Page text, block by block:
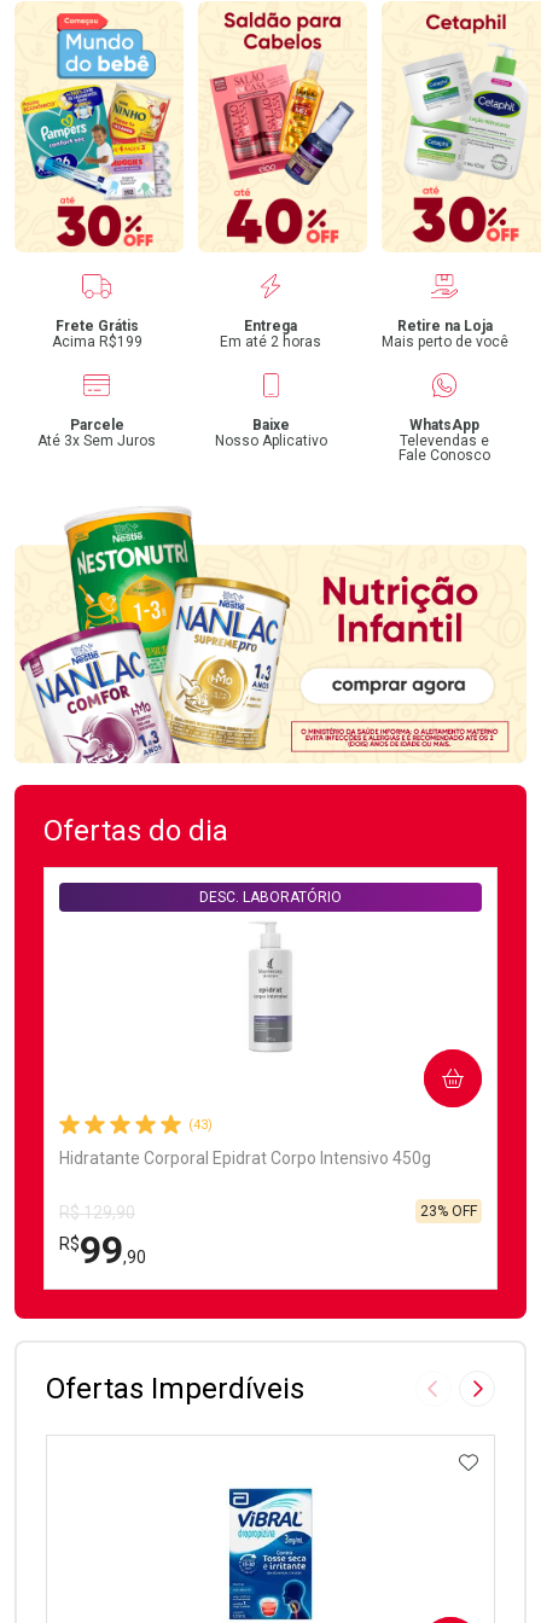
Benefícios
Frete Grátis
Acima R$199
Entrega
Em até 2 horas
Retire na Loja
Mais perto de você
Parcele
Até 3x Sem Juros
Baixe
Nosso Aplicativo
WhatsApp
Televendas e
Fale Conosco
Ofertas do dia
(43)
Hidratante Corporal Epidrat Corpo Intensivo 450g
DESC. LABORATÓRIO
R$ 129,90
R$99,90
23% OFF
COMPRAR
FECHAR
FECHAR
Ofertas Imperdíveis Imagem